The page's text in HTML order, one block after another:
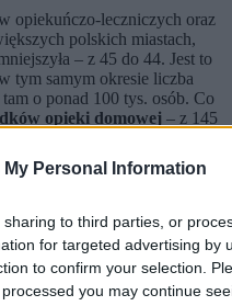
My Personal Information
to third parties, or
for targeted advertising by
to confirm your selection.
you may continue
opiekuńczo-leczniczych oraz
polskich miastach,
– z 45 do 44. Jest to
tym samym okresie liczba
o ponad 100 tys. osób. Co
opieki domowej – z 145